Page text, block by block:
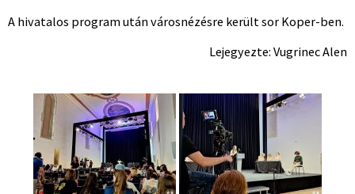
A hivatalos program után városnézésre került sor Koper-ben.
Lejegyezte: Vugrinec Alen